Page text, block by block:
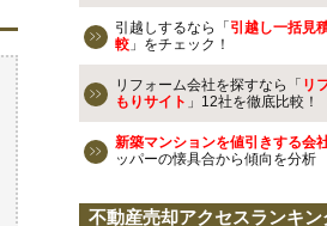
引越しするなら「 引越し一括見
較 」をチェック！
リフォーム会社を探すなら「 リ
もりサイト 」12社を徹底比較！
新築マンションを値引きする会
ッパーの懐具合から傾向を分析
不動産売却アクセスランキン